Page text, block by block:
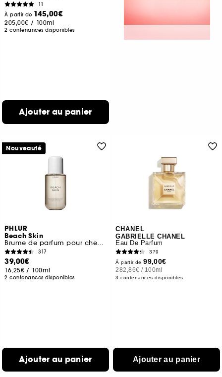
11
À partir de 145,00€
205,00€ / 100ml
2 contenances disponibles
Ajouter au panier
PHLUR
Beach Skin
Brume de parfum pour cheveux et corps
317
39,00€
16,25€ / 100ml
2 contenances disponibles
Ajouter au panier
Nouveauté
CHANEL
GABRIELLE CHANEL
Eau De Parfum
379
À partir de99,00€
282,86€ / 100ml
3 contenances disponibles
Ajouter au panier